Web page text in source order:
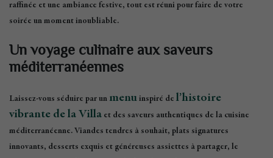
raffinée et une ambiance festive, tout est réuni pour faire de votre
soirée un moment inoubliable.
Un voyage culinaire aux saveurs
méditerranéennes
Laissez-vous séduire par un menu inspiré de l’histoire
vibrante de la Villa et des saveurs authentiques de la cuisine
méditerranéenne. Viandes tendres à souhait, plats signatures
innovants, desserts exquis et généreuses assiettes à partager, le